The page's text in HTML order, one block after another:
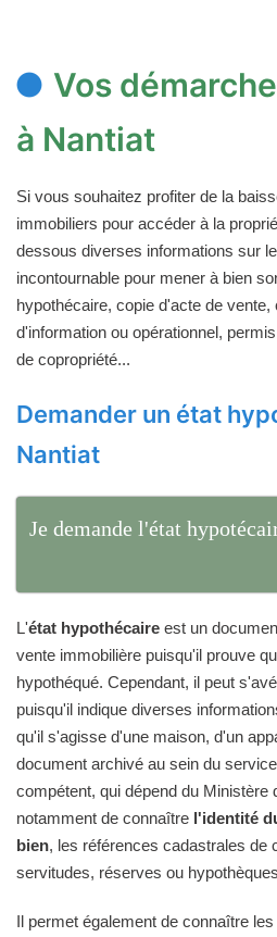
Vos
à Nantiat
Si vous souhaitez profiter de la
immobiliers pour accéder à la
dessous diverses informations sur
incontournable pour mener à bien
hypothécaire, copie d'acte de
d'information ou opérationnel,
de copropriété...
Demander un état
Nantiat
Je demande l'état
L'état hypothécaire est un
vente immobilière puisqu'il prouve
hypothéqué. Cependant, il peut
puisqu'il indique diverses
qu'il s'agisse d'une maison, d'un
document archivé au sein du
compétent, qui dépend du Ministère
notamment de connaître l'identité
bien, les références cadastrales de
servitudes, réserves ou
Il permet également de connaître